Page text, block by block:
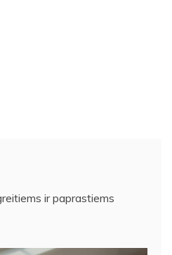
ir paprastiems